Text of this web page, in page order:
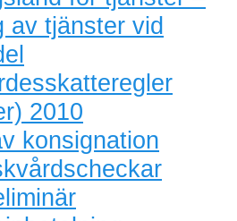
av tjänster vid
2010
konsignation